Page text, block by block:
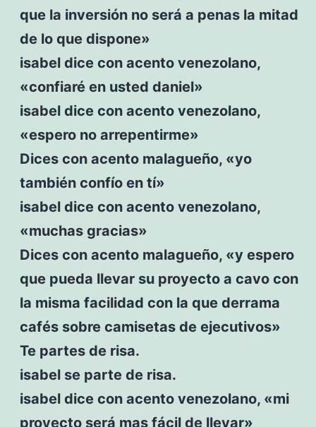
que la inversión no será a penas la mitad
de lo que dispone»
isabel dice con acento venezolano,
«confiaré en usted daniel»
isabel dice con acento venezolano,
«espero no arrepentirme»
Dices con acento malagueño, «yo
también confío en tí»
isabel dice con acento venezolano,
«muchas gracias»
Dices con acento malagueño, «y espero
que pueda llevar su proyecto a cavo con
la misma facilidad con la que derrama
cafés sobre camisetas de ejecutivos»
Te partes de risa.
isabel se parte de risa.
isabel dice con acento venezolano, «mi
proyecto será mas fácil de llevar»